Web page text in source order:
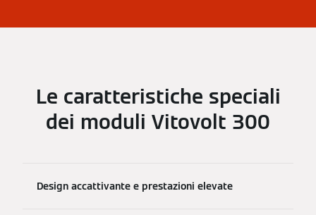
Le caratteristiche speciali
dei moduli Vitovolt 300
Design accattivante e prestazioni elevate